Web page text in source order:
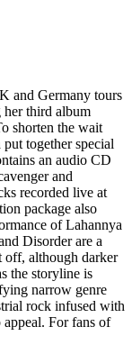
and Germany tours
her third album
shorten the wait
together special
an audio CD
and
recorded live at
package also
of Lahannya
Disorder are a
off, although darker
the storyline is
narrow genre
rock infused with
For fans of